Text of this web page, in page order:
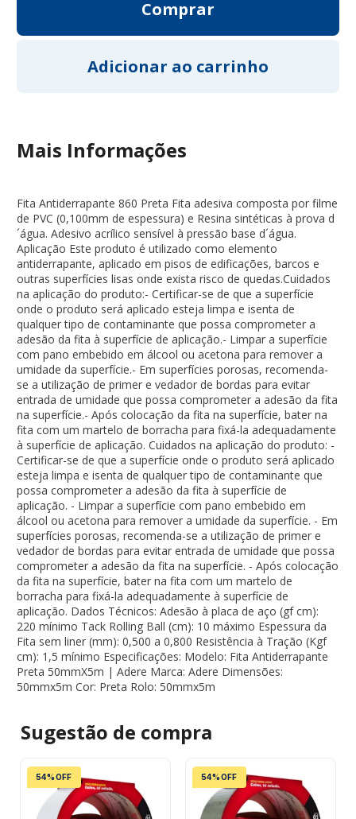
Mais Informações
Fita Antiderrapante 860 Preta Fita adesiva composta por filme
de PVC (0,100mm de espessura) e Resina sintéticas à prova d
´água. Adesivo acrílico sensível à pressão base d´água.
Aplicação Este produto é utilizado como elemento
antiderrapante, aplicado em pisos de edificações, barcos e
outras superfícies lisas onde exista risco de quedas.Cuidados
na aplicação do produto:- Certificar-se de que a superfície
onde o produto será aplicado esteja limpa e isenta de
qualquer tipo de contaminante que possa comprometer a
adesão da fita à superfície de aplicação.- Limpar a superfície
com pano embebido em álcool ou acetona para remover a
umidade da superfície.- Em superfícies porosas, recomenda-
se a utilização de primer e vedador de bordas para evitar
entrada de umidade que possa comprometer a adesão da fita
na superfície.- Após colocação da fita na superfície, bater na
fita com um martelo de borracha para fixá-la adequadamente
à superfície de aplicação. Cuidados na aplicação do produto: -
Certificar-se de que a superfície onde o produto será aplicado
esteja limpa e isenta de qualquer tipo de contaminante que
possa comprometer a adesão da fita à superfície de
aplicação. - Limpar a superfície com pano embebido em
álcool ou acetona para remover a umidade da superfície. - Em
superfícies porosas, recomenda-se a utilização de primer e
vedador de bordas para evitar entrada de umidade que possa
comprometer a adesão da fita na superfície. - Após colocação
da fita na superfície, bater na fita com um martelo de
borracha para fixá-la adequadamente à superfície de
aplicação. Dados Técnicos: Adesão à placa de aço (gf cm):
220 mínimo Tack Rolling Ball (cm): 10 máximo Espessura da
Fita sem liner (mm): 0,500 a 0,800 Resistência à Tração (Kgf
cm): 1,5 mínimo Especificações: Modelo: Fita Antiderrapante
Preta 50mmX5m | Adere Marca: Adere Dimensões:
50mmx5m Cor: Preta Rolo: 50mmx5m
Sugestão de compra
54% OFF 54% OFF